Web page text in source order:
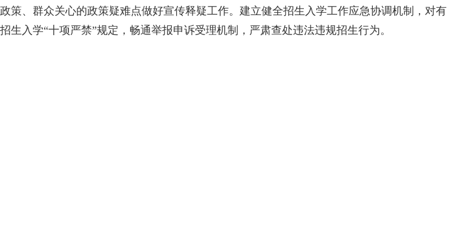
、群众关心的政策疑难点做好宣传释疑工作。建立健全招生入学工作应急协调机制，对有
入学“十项严禁”规定，畅通举报申诉受理机制，严肃查处违法违规招生行为。